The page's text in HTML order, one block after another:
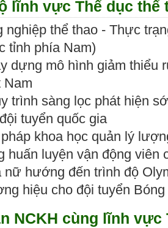
lĩnh vực Thể dục thể
nghiệp thể thao - Thực
tỉnh phía Nam)
dựng mô hình giảm thiểu
Nam
trình sàng lọc phát hiện
tuyển quốc gia
khoa học quản lý
huấn luyện vận động
nữ hướng đến trình độ
hiệu cho đội tuyển
NCKH cùng lĩnh vực